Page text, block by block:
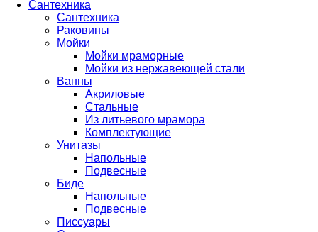
Сантехника
Сантехника
Раковины
Мойки
Мойки мраморные
Мойки из нержавеющей стали
Ванны
Акриловые
Стальные
Из литьевого мрамора
Комплектующие
Унитазы
Напольные
Подвесные
Биде
Напольные
Подвесные
Писсуары